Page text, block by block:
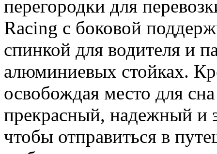
перегородки для
Racing с боковой
спинкой для водителя и
алюминиевых стойках.
освобождая место для
прекрасный, надежный и
чтобы отправиться в